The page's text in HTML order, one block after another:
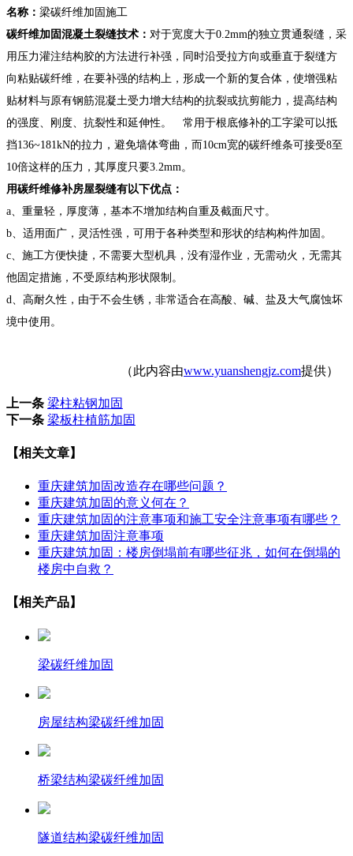
名称： 梁碳纤维加固施工
碳纤维加固混凝土裂缝技术： 对于宽度大于0.2mm的独立贯通裂缝，采
用压力灌注结构胶的方法进行补强，同时沿受拉方向或垂直于裂缝方
向粘贴碳纤维，在要补强的结构上，形成一个新的复合体，使增强粘
贴材料与原有钢筋混凝土受力增大结构的抗裂或抗剪能力，提高结构
的强度、刚度、抗裂性和延伸性。 常用于根底修补的工字梁可以抵
挡136~181kN的拉力，避免墙体弯曲，而10cm宽的碳纤维条可接受8至
10倍这样的压力，其厚度只要3.2mm。
用碳纤维修补房屋裂缝有以下优点：
a、重量轻，厚度薄，基本不增加结构自重及截面尺寸。
b、适用面广，灵活性强，可用于各种类型和形状的结构构件加固。
c、施工方便快捷，不需要大型机具，没有湿作业，无需动火，无需其
他固定措施，不受原结构形状限制。
d、高耐久性，由于不会生锈，非常适合在高酸、碱、盐及大气腐蚀坏
境中使用。
（此内容由www.yuanshengjz.com提供）
上一条 梁柱粘钢加固
下一条 梁板柱植筋加固
【相关文章】
重庆建筑加固改造存在哪些问题？
重庆建筑加固的意义何在？
重庆建筑加固的注意事项和施工安全注意事项有哪些？
重庆建筑加固注意事项
重庆建筑加固：楼房倒塌前有哪些征兆，如何在倒塌的
楼房中自救？
【相关产品】
梁碳纤维加固
房屋结构梁碳纤维加固
桥梁结构梁碳纤维加固
隧道结构梁碳纤维加固